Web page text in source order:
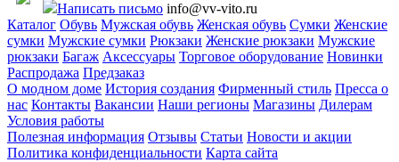
Написать письмо info@vv-vito.ru
Каталог Обувь Мужская обувь Женская обувь Сумки Женские
сумки Мужские сумки Рюкзаки Женские рюкзаки Мужские
рюкзаки Багаж Аксессуары Торговое оборудование Новинки
Распродажа Предзаказ
О модном доме История создания Фирменный стиль Пресса о
нас Контакты Вакансии Наши регионы Магазины Дилерам
Условия работы
Полезная информация Отзывы Статьи Новости и акции
Политика конфиденциальности Карта сайта